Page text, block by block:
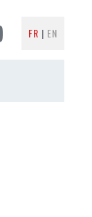
FR EN